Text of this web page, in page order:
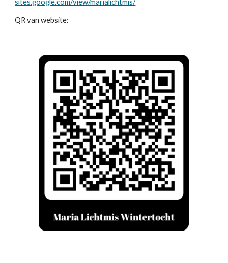
sites.google.com/view/marialichtmis/
QR van website: